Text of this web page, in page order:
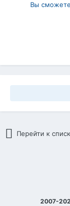
Вы
Перейти к
2007-